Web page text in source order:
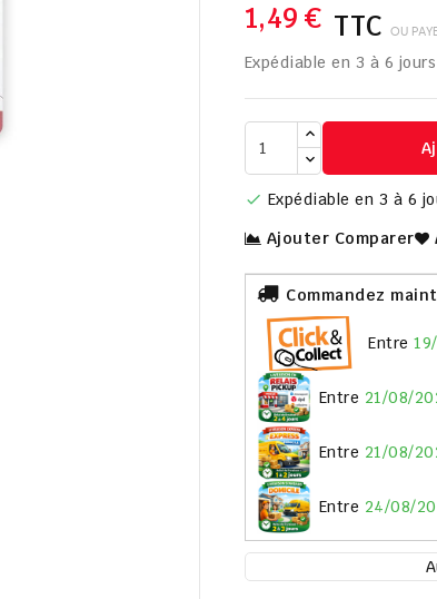
1,49 € TTC OU
Expédiable en 3 à 6 jours
 Expédiable en 3 à 6
Ajouter Comparer
Commandez
entre
entre 21/08/
entre 21/08/
entre 24/08/